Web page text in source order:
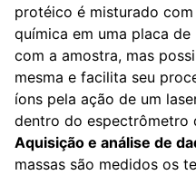
protéico é misturado
química em uma placa
com a amostra, mas
mesma e facilita seu
íons pela ação de um
dentro do espectrômetro
Aquisição e análise de
massas são medidos os